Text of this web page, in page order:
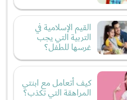
القيم الإسلامية في
التربية التي يجب
غرسها للطفل؟
كيف أتعامل مع ابنتي
المراهقة التي تكذب؟